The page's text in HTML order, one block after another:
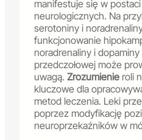
manifestuje się w
neurologicznych. Na
serotoniny i
funkcjonowanie
noradrenaliny i
przedczołowej może
uwagą. Zrozumienie roli
kluczowe dla
metod leczenia. Leki
poprzez modyfikację
neuroprzekaźników w